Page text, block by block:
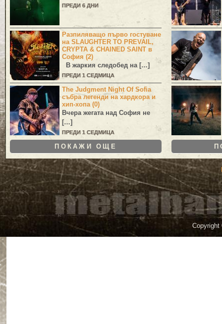
ПРЕДИ 6 ДНИ
Разпиляващо първо гостуване
на SLAUGHTER TO PREVAIL,
CRYPTA & CHAINED SAINT в
София (2)
В жаркия следобед на […]
ПРЕДИ 1 СЕДМИЦА
The Judgment Night Of Sofia
събра легенди на хардкора и
хип-хопа (0)
Вчера жегата над София не
[…]
ПРЕДИ 1 СЕДМИЦА
ПОКАЖИ ОЩЕ